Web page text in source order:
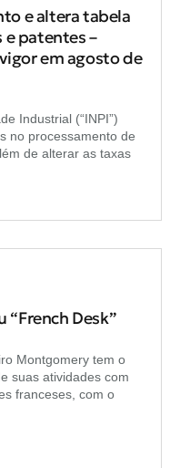
e altera tabela
e patentes –
em agosto de
Industrial (“INPI”)
no processamento de
de alterar as taxas
Desk”
Montgomery tem o
suas atividades com
franceses, com o